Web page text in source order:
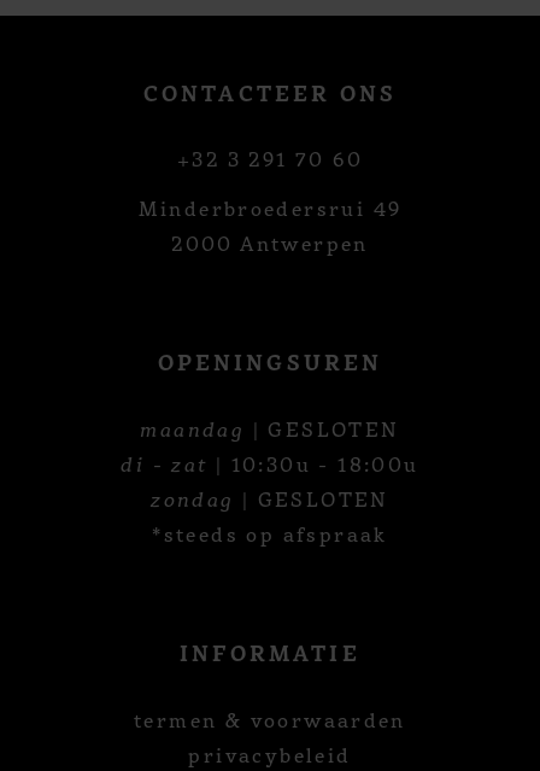
14
CONTACTEER ONS
+32 3 291 70 60
Minderbroedersrui 49
2000 Antwerpen
OPENINGSUREN
maandag | GESLOTEN
di - zat | 10:30u - 18:00u
zondag | GESLOTEN
*steeds op afspraak
INFORMATIE
termen & voorwaarden
privacybeleid